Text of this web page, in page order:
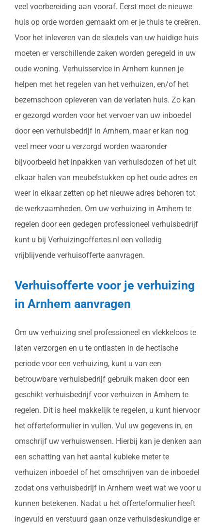
veel voorbereiding aan vooraf. Eerst moet de nieuwe
huis op orde worden gemaakt om er je thuis te creëren.
Voor het inleveren van de sleutels van uw huidige huis
moeten er verschillende zaken worden geregeld in uw
oude woning. Verhuisservice in Arnhem kunnen je
helpen met het regelen van het verhuizen, en/of het
bezemschoon opleveren van de verlaten huis. Zo kan
er gezorgd worden voor het vervoer van uw inboedel
door een verhuisbedrijf in Arnhem, maar er kan nog
veel meer voor u verzorgd worden waaronder
bijvoorbeeld het inpakken van verhuisdozen of het uit
elkaar halen van meubelstukken op het oude adres en
weer in elkaar zetten op het nieuwe adres behoren tot
de werkzaamheden. Om uw verhuizing in Arnhem te
regelen door een gedegen professioneel verhuisbedrijf
kunt u bij Verhuizingoffertes.nl een volledig
vrijblijvende verhuisofferte aanvragen.
Verhuisofferte voor je verhuizing
in Arnhem aanvragen
Om uw verhuizing snel professioneel en vlekkeloos te
laten verzorgen en u te ontlasten in de hectische
periode voor een verhuizing, kunt u van een
betrouwbare verhuisbedrijf gebruik maken door een
geschikt verhuisbedrijf voor verhuizen in Arnhem te
regelen. Dit is heel makkelijk te regelen, u kunt hiervoor
het offerteformulier in vullen. Vul uw gegevens in, en
omschrijf uw verhuiswensen. Hierbij kan je denken aan
een schatting van het aantal kubieke meter te
verhuizen inboedel of het omschrijven van de inboedel
zodat ons verhuisbedrijf in Arnhem weet wat we voor u
kunnen betekenen. Nadat u het offerteformulier heeft
ingevuld en verstuurd gaan onze verhuisdeskundige er